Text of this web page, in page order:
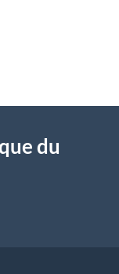
du